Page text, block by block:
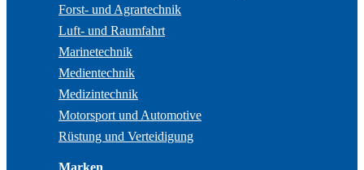
Forst- und Agrartechnik
Luft- und Raumfahrt
Marinetechnik
Medientechnik
Medizintechnik
Motorsport und Automotive
Rüstung und Verteidigung
Marken